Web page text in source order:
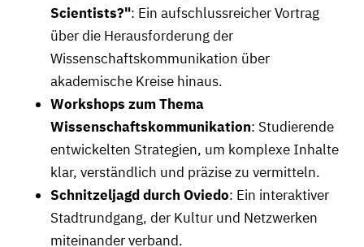
Scientists?": Ein aufschlussreicher Vortrag
über die Herausforderung der
Wissenschaftskommunikation über
akademische Kreise hinaus.
Workshops zum Thema
Wissenschaftskommunikation: Studierende
entwickelten Strategien, um komplexe Inhalte
klar, verständlich und präzise zu vermitteln.
Schnitzeljagd durch Oviedo: Ein interaktiver
Stadtrundgang, der Kultur und Netzwerken
miteinander verband.